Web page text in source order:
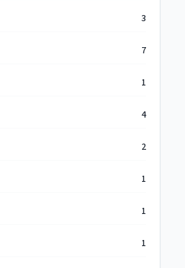
3
7
1
4
2
1
1
1